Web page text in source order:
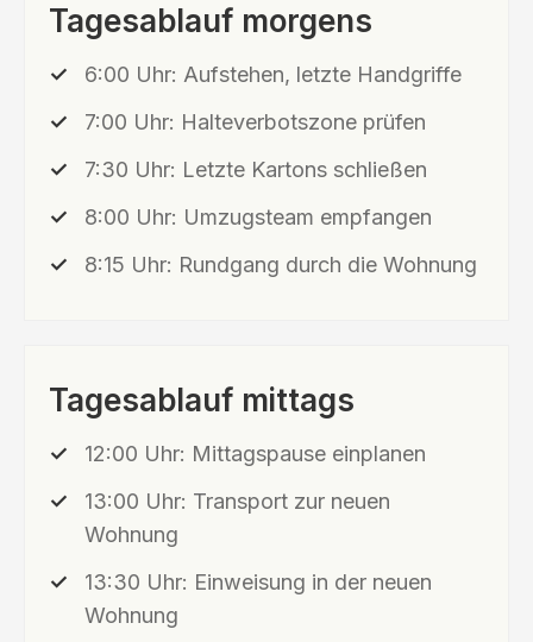
Tagesablauf morgens
6:00 Uhr: Aufstehen, letzte Handgriffe
7:00 Uhr: Halteverbotszone prüfen
7:30 Uhr: Letzte Kartons schließen
8:00 Uhr: Umzugsteam empfangen
8:15 Uhr: Rundgang durch die Wohnung
Tagesablauf mittags
12:00 Uhr: Mittagspause einplanen
13:00 Uhr: Transport zur neuen
Wohnung
13:30 Uhr: Einweisung in der neuen
Wohnung